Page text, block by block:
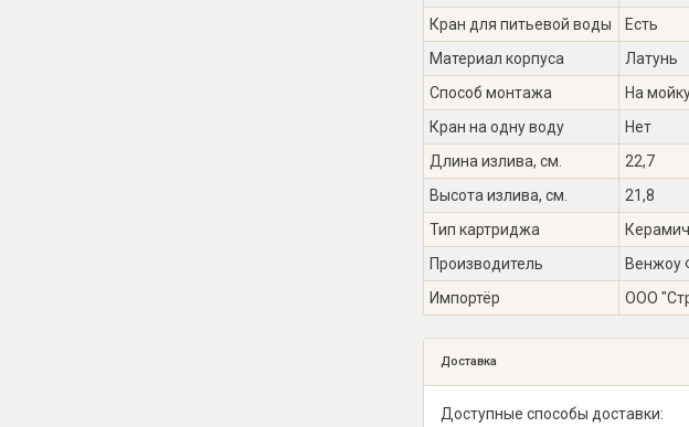
Кран для питьевой воды
Есть
Материал корпуса
Латунь
Способ монтажа
На
Кран на одну воду
Нет
Длина излива, см.
22,7
Высота излива, см.
21,8
Тип картриджа
Производитель
Венжоу
Импортёр
ООО
Доставка
Доступные способы доставки: